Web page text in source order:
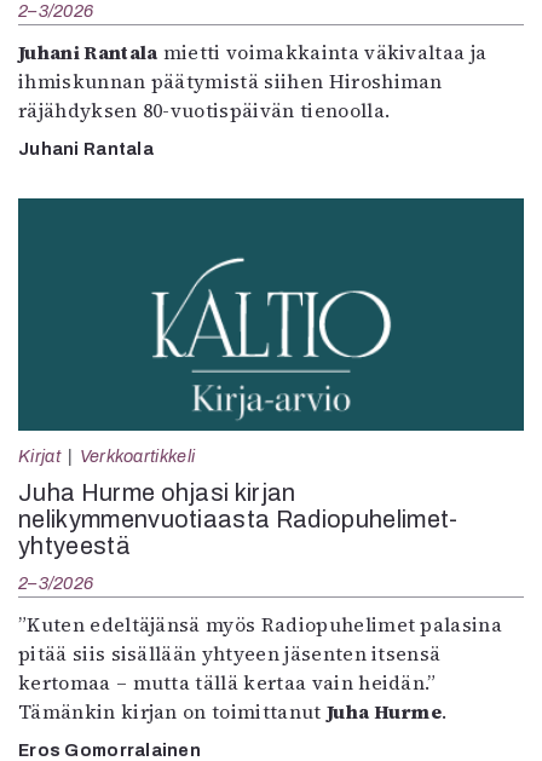
2–3/2026
Juhani Rantala mietti voimakkainta väkivaltaa ja
ihmiskunnan päätymistä siihen Hiroshiman
räjähdyksen 80-vuotispäivän tienoolla.
Juhani Rantala
Kirjat Verkkoartikkeli
Juha Hurme ohjasi kirjan
nelikymmenvuotiaasta Radiopuhelimet-
yhtyeestä
2–3/2026
”Kuten edeltäjänsä myös Radiopuhelimet palasina
pitää siis sisällään yhtyeen jäsenten itsensä
kertomaa – mutta tällä kertaa vain heidän.”
Tämänkin kirjan on toimittanut Juha Hurme.
Eros Gomorralainen